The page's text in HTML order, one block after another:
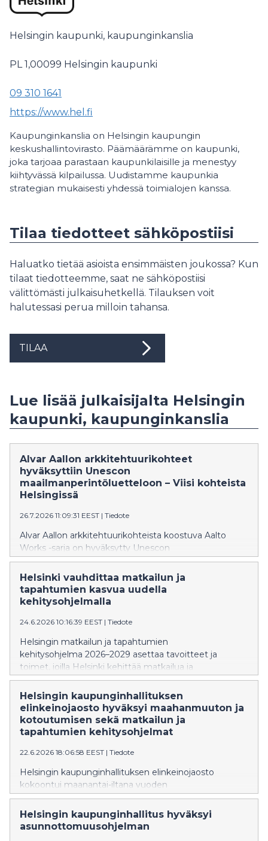
Helsingin kaupunki, kaupunginkanslia
PL 1,00099 Helsingin kaupunki
09 310 1641
https://www.hel.fi
Kaupunginkanslia on Helsingin kaupungin
keskushallintovirasto. Päämäärämme on kaupunki,
joka tarjoaa parastaan kaupunkilaisille ja menestyy
kiihtyvässä kilpailussa. Uudistamme kaupunkia
strategian mukaisesti yhdessä toimialojen kanssa.
Tilaa tiedotteet sähköpostiisi
Haluatko tietää asioista ensimmäisten joukossa? Kun
tilaat tiedotteemme, saat ne sähköpostiisi
välittömästi julkaisuhetkellä. Tilauksen voit
halutessasi perua milloin tahansa.
TILAA
Lue lisää julkaisijalta Helsingin
kaupunki, kaupunginkanslia
Alvar Aallon arkkitehtuurikohteet
hyväksyttiin Unescon
maailmanperintöluetteloon – Viisi kohteista
Helsingissä
26.7.2026 11:09:31 EEST | Tiedote
Alvar Aallon arkkitehtuurikohteista koostuva Aalto
Works -sarja on hyväksytty Unescon
maailmanperintöluetteloon. Yhteensä 13 kohteesta
viisi sijaitsee Helsingissä. Finlandia-talon, Alvar Aallon
kotitalon ja ateljeen, Kulttuuritalon sekä
Kansaneläkelaitoksen päätoimitalon
kiinnostavana muotoilu- ja arkkitehtuurikaupunkina.
Helsinki vauhdittaa matkailun ja
tapahtumien kasvua uudella
kehitysohjelmalla
24.6.2026 10:16:39 EEST | Tiedote
Helsingin matkailun ja tapahtumien
kehitysohjelma 2026–2029 asettaa tavoitteet ja
toimet, joilla Helsinki kehittää matkailua ja
tapahtumallisuutta seuraavat vuodet. Tavoitteena on
vauhdittaa matkailun ja tapahtumien ympärivuotista
kasvua, kasvattaa Helsingin kansainvälistä
houkuttelevuutta onnellisuuden teemoilla sekä
varmistaa, että kaupunki on kasvua tukeva
Helsingin kaupunginhallituksen
elinkeinojaosto hyväksyi maahanmuuton ja
kotoutumisen sekä matkailun ja
tapahtumien kehitysohjelmat
22.6.2026 18:06:58 EEST | Tiedote
Helsingin kaupunginhallituksen elinkeinojaosto
kokoontui maanantai-iltana vuoden
2026 viidenteen kokoukseensa. Kokouksessa
elinkeinojaosto käsitteli maahanmuuton ja
kotoutumisen kehitysohjelmaa ja matkailun ja
tapahtumien kehitysohjelmaa.
Helsingin kaupunginhallitus hyväksyi
asunnottomuusohjelman